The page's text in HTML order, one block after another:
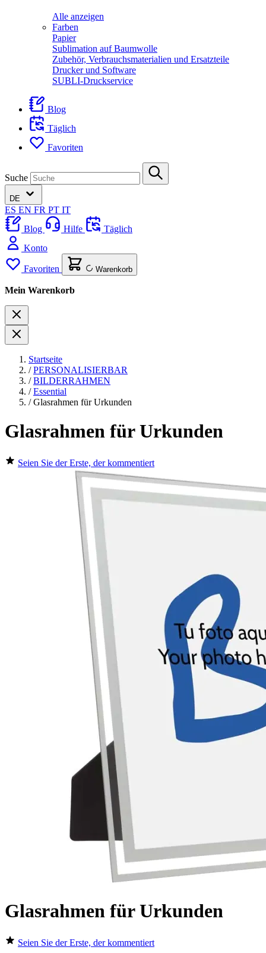
Alle anzeigen
Farben
Papier
Sublimation auf Baumwolle
Zubehör, Verbrauchsmaterialien und Ersatzteile
Drucker und Software
SUBLI-Druckservice
Blog
Täglich
Favoriten
Suche
DE
ES EN FR PT IT
Blog
Hilfe
Täglich
Konto
Favoriten Warenkorb
Mein Warenkorb
Startseite
/ PERSONALISIERBAR
/ BILDERRAHMEN
/ Essential
/ Glasrahmen für Urkunden
Glasrahmen für Urkunden
Seien Sie der Erste, der kommentiert
Glasrahmen für Urkunden
Seien Sie der Erste, der kommentiert